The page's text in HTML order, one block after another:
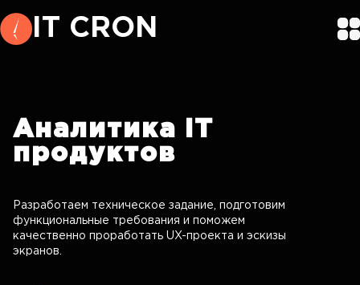
IT CRON
Аналитика
IT
продуктов
Разработаем техническое задание, подготовим
функциональные требования и поможем
качественно проработать UX-проекта и эскизы
экранов.